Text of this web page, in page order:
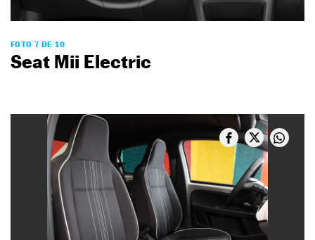
FOTO 7 DE 10
Seat Mii Electric